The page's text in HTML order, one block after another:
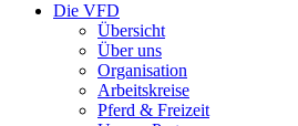
Die VFD
Übersicht
Über uns
Organisation
Arbeitskreise
Pferd & Freizeit